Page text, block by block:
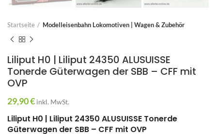
Startseite Modelleisenbahn Lokomotiven | Wagen & Zubehör
Liliput H0 | Liliput 24350 ALUSUISSE
Tonerde Güterwagen der SBB – CFF mit
OVP
29,90€ inkl. MwSt.
Liliput H0 | Liliput 24350 ALUSUISSE Tonerde
Güterwagen der SBB – CFF mit OVP